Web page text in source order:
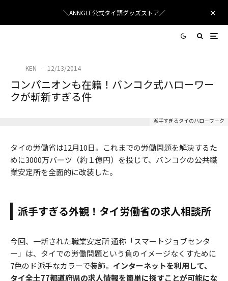
＼ANNGLE公式タイ語グッズストア／
KEN · 12/13/2014
コンパニオンも在籍！バンコク式ハローワー
クが斬新すぎる件
派手すぎるタイのハローワーク
タイの労働省は12月10日。これまでの労働問題を解決するた
めに3000万バーツ（約１億円）を投じて、バンコクの公共職
業安定所を全面的に改装した。
派手すぎる外観！タイ労働省の求人相談所
今回、一新された職業安定所 通称「スマートジョブセンタ
ー」は、タイでの労働問題という負のイメージなくすために
7色のド派手なカラーで装飾。 インターネットを利用して、
タイ全土77都道府県の求人情報を簡単に探すことが可能にな